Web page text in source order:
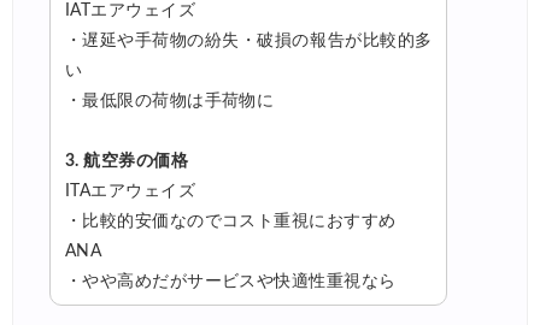
IATエアウェイズ
・遅延や手荷物の紛失・破損の報告が比較的多
い
・最低限の荷物は手荷物に
3. 航空券の価格
ITAエアウェイズ
・比較的安価なのでコスト重視におすすめ
ANA
・やや高めだがサービスや快適性重視なら